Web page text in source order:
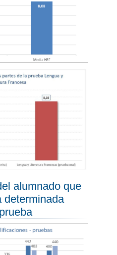
alumnado que
determinada